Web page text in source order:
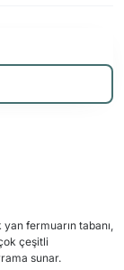
fermuarın tabanı,
çeşitli
sunar.